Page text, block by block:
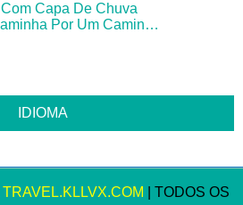
Capa De Chuva
Por Um Caminho
TRAVEL.KLLVX.COM | TODOS OS